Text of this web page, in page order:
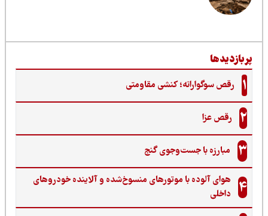
رقص سوگوارانه؛ کنشی مقاومتی
رقص عزا
مبارزه با جست‌وجوی گنج‌
هوای آلوده با موتورهای منسوخ‌شده و آلاینده خودروهای
داخلی